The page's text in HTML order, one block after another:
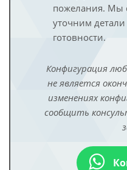
пожелания. Мы
уточним
готовности.
Конфигурация
не является
изменениях
сообщить